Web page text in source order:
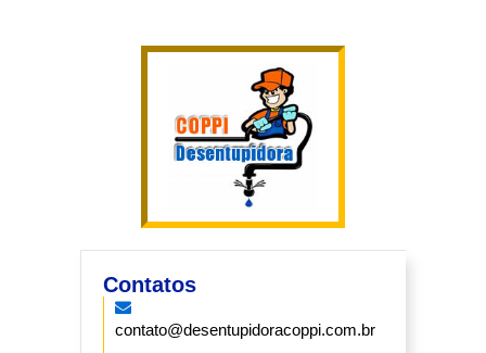
Contatos
contato@desentupidoracoppi.com.br